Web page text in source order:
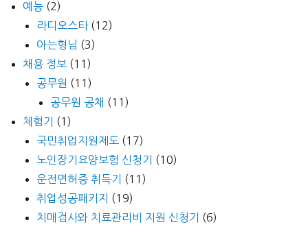
예능 (2)
라디오스타(12)
아는형님 (3)
채용 정보 (11)
공무원 (11)
공무원 공채 (11)
체험기
(1)
국민취업지원제도 (17)
노인장기요양보험 신청기
(10)
운전면허증 취득기
(11)
취업성공패키지
(19)
치매검사와 치료관리비 지원 신청기
(6)